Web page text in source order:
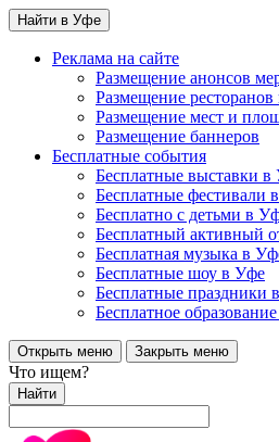
Найти в Уфе
Реклама на сайте
Размещение анонсов
Размещение ресторанов
Размещение мест и
Размещение баннеров
Бесплатные события
Бесплатные выставки в
Бесплатные фестивали
Бесплатно с детьми в
Бесплатный активный
Бесплатная музыка в
Бесплатные шоу в Уфе
Бесплатные праздники
Бесплатное
Открыть меню Закрыть меню
Что ищем?
Найти